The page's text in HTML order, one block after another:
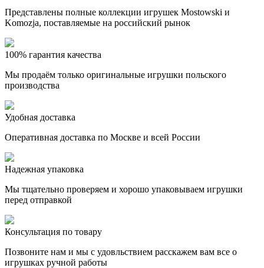
Представлены полные коллекции игрушек Mostowski и
Komozja, поставляемые на российский рынок
100% гарантия качества
Мы продаём только оригинальные игрушки польского
производства
Удобная доставка
Оперативная доставка по Москве и всей России
Надежная упаковка
Мы тщательно проверяем и хорошо упаковываем игрушки
перед отправкой
Консультация по товару
Позвоните нам и мы с удовльствием расскажем вам все о
игрушках ручной работы